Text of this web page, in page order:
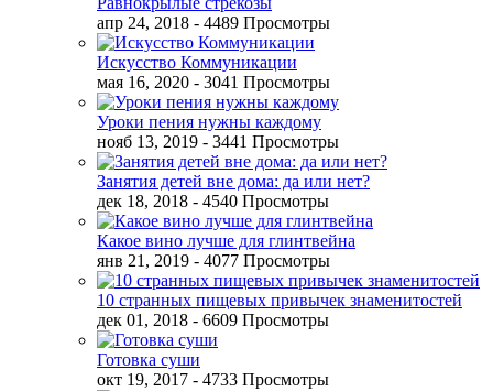
апр 24, 2018 - 4489 Просмотры
Искусство Коммуникации
мая 16, 2020 - 3041 Просмотры
Уроки пения нужны каждому
нояб 13, 2019 - 3441 Просмотры
Занятия детей вне дома: да или нет?
дек 18, 2018 - 4540 Просмотры
Какое вино лучше для глинтвейна
янв 21, 2019 - 4077 Просмотры
10 странных пищевых привычек знаменитостей
дек 01, 2018 - 6609 Просмотры
Готовка суши
окт 19, 2017 - 4733 Просмотры